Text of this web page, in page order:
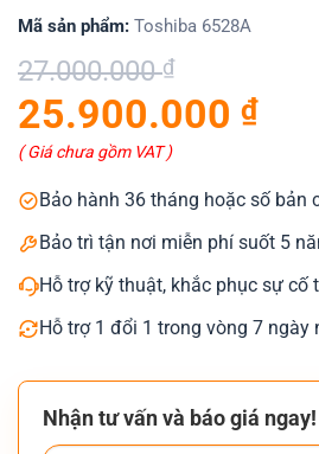
Mã sản phẩm: Toshiba 6528A
27.000.000₫
Giá
gốc
là:
27.000.000 ₫.
25.900.000 ₫
Giá
hiện
tại
là:
25.900.000 ₫.
( Giá chưa gồm VAT )
Bảo hành 36 tháng hoặc số bản
Bảo trì tận nơi miễn phí suốt 5
Hỗ trợ kỹ thuật, khắc phục sự cố
Hỗ trợ 1 đổi 1 trong vòng 7 ngày
Nhận tư vấn và báo giá ngay!